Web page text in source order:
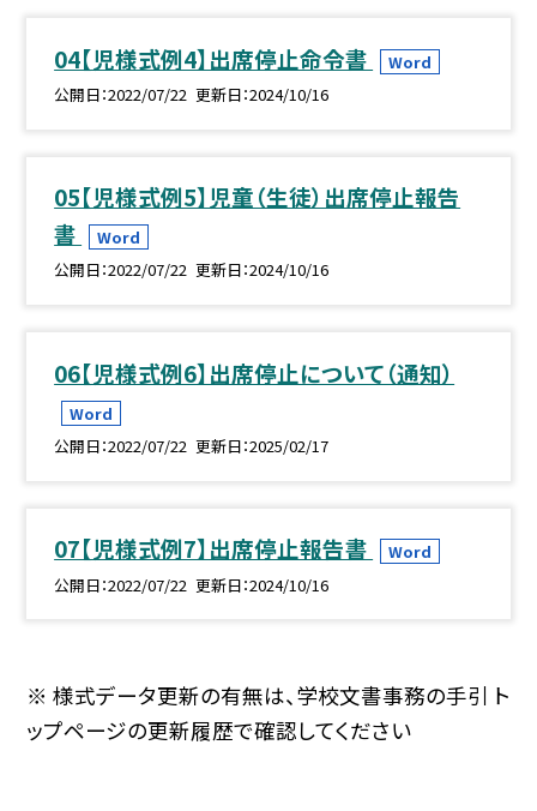
04【児様式例4】出席停止命令書
Word
公開日 2022/07/22 更新日 2024/10/16
05【児様式例5】児童（生徒）出席停止報告
書
Word
公開日 2022/07/22 更新日 2024/10/16
06【児様式例6】出席停止について（通知）
Word
公開日 2022/07/22 更新日 2025/02/17
07【児様式例7】出席停止報告書
Word
公開日 2022/07/22 更新日 2024/10/16
※ 様式データ更新の有無は、学校文書事務の手引 ト
ップページの更新履歴で確認してください